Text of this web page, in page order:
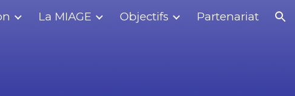
La MIAGE Objectifs Partenariat